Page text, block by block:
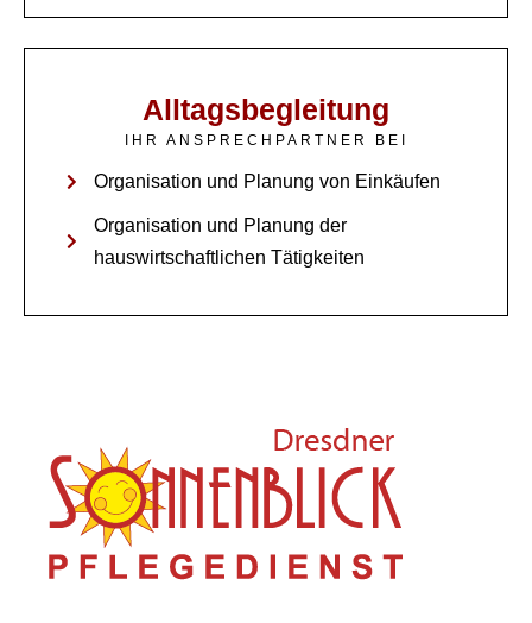
Alltagsbegleitung
IHR ANSPRECHPARTNER BEI
Organisation und Planung von Einkäufen
Organisation und Planung der
hauswirtschaftlichen Tätigkeiten